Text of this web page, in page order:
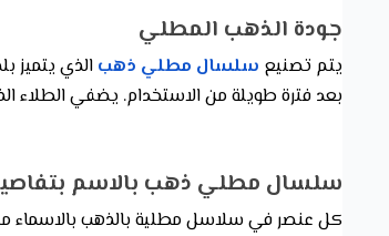
جودة الذهب المطلي
يتم تصنيع سلسال مطلي ذهب الذي يتميز
بعد فترة طويلة من الاستخدام. يضفي الطلاء
سلسال مطلي ذهب بالاسم
كل عنصر في سلاسل مطلية بالذهب بالاسماء